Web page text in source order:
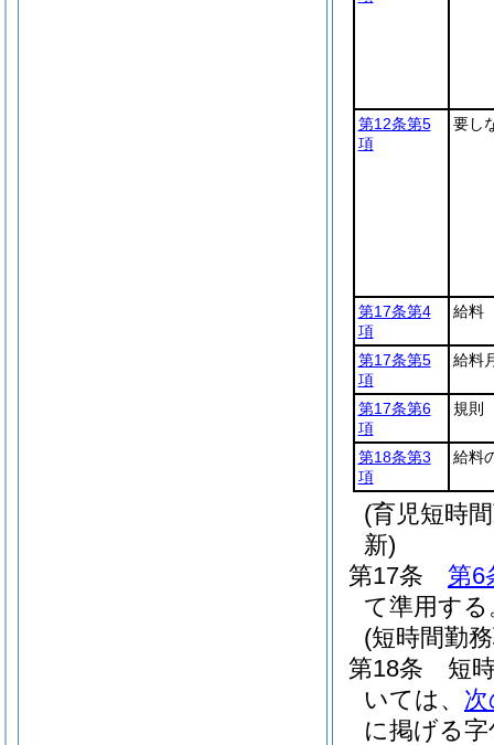
第12条第5
項
要し
第17条第4
項
給料
第17条第5
項
給料
第17条第6
項
規則
第18条第3
項
給料
(育児短時
新)
第17条
第6
て準用する
(短時間勤
第18条
短
いては、
に掲げる